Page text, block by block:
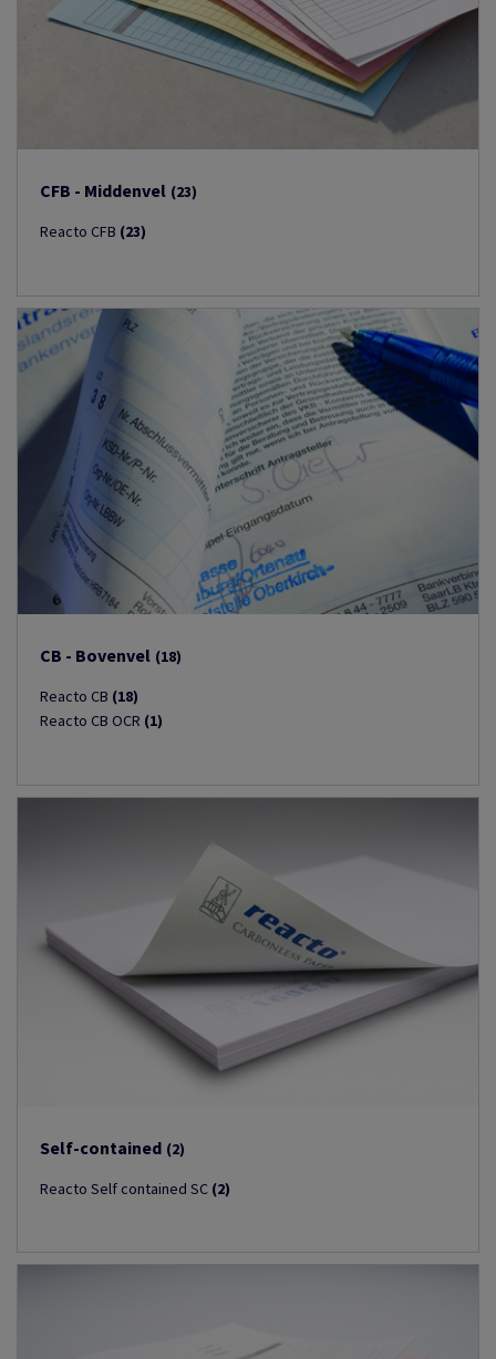
CFB - Middenvel (23)
Reacto CFB (23)
CB - Bovenvel (18)
Reacto CB (18)
Reacto CB OCR (1)
Self-contained (2)
Reacto Self contained SC (2)